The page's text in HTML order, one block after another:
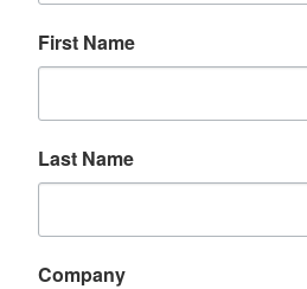
First Name
Last Name
Company